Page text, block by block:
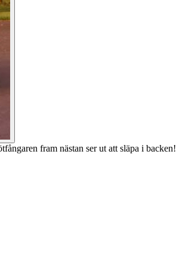
fram nästan ser ut att släpa i backen!